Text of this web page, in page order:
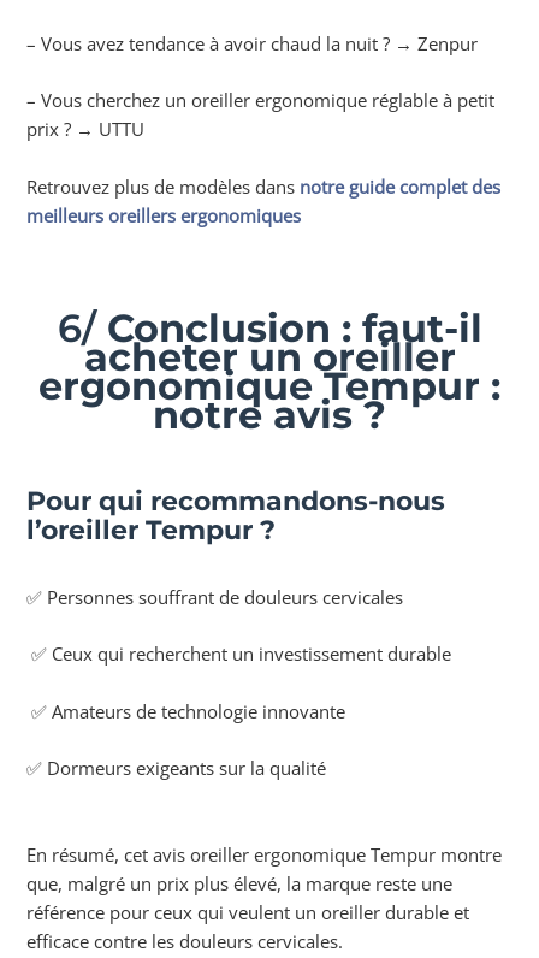
– Vous avez tendance à avoir chaud la nuit ? → Zenpur
– Vous cherchez un oreiller ergonomique réglable à petit
prix ? → UTTU
Retrouvez plus de modèles dans notre guide complet des
meilleurs oreillers ergonomiques
6/ Conclusion : faut-il
acheter un oreiller
ergonomique Tempur :
notre avis ?
Pour qui recommandons-nous
l’oreiller Tempur ?
✅ Personnes souffrant de douleurs cervicales
✅ Ceux qui recherchent un investissement durable
✅ Amateurs de technologie innovante
✅ Dormeurs exigeants sur la qualité
En résumé, cet avis oreiller ergonomique Tempur montre
que, malgré un prix plus élevé, la marque reste une
référence pour ceux qui veulent un oreiller durable et
efficace contre les douleurs cervicales.